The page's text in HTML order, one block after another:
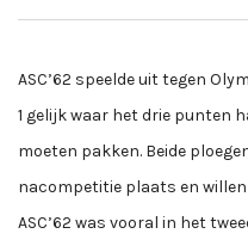
ASC’62 speelde uit tegen
1 gelijk waar het drie punten
moeten pakken. Beide
nacompetitie plaats en
ASC’62 was vooral in het